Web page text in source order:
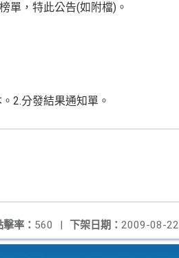
單，特此公告(如附檔)。
2.分發結果通知單。
下架日期： 2009-08-22
擊率： 560 |